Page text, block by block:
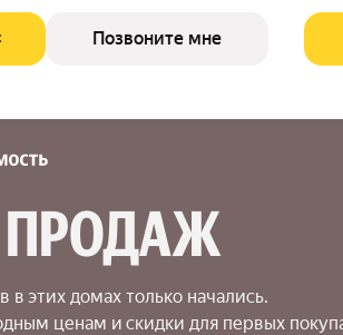
Позвоните мне
ПРОДАЖ
этих домах только начались.
ценам и скидки для первых